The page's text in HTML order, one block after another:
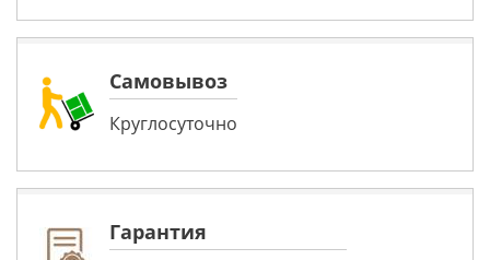
Самовывоз
Круглосуточно
Гарантия